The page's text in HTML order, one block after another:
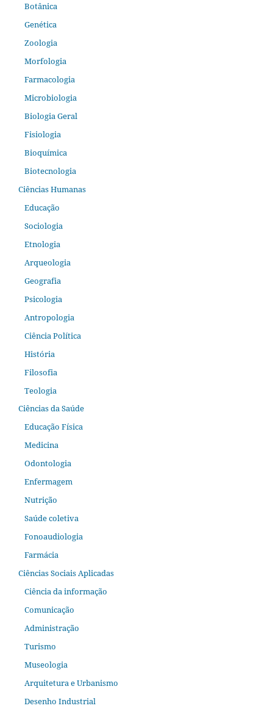
Botânica
Genética
Zoologia
Morfologia
Farmacologia
Microbiologia
Biologia Geral
Fisiologia
Bioquímica
Biotecnologia
Ciências Humanas
Educação
Sociologia
Etnologia
Arqueologia
Geografia
Psicologia
Antropologia
Ciência Política
História
Filosofia
Teologia
Ciências da Saúde
Educação Física
Medicina
Odontologia
Enfermagem
Nutrição
Saúde coletiva
Fonoaudiologia
Farmácia
Ciências Sociais Aplicadas
Ciência da informação
Comunicação
Administração
Turismo
Museologia
Arquitetura e Urbanismo
Desenho Industrial